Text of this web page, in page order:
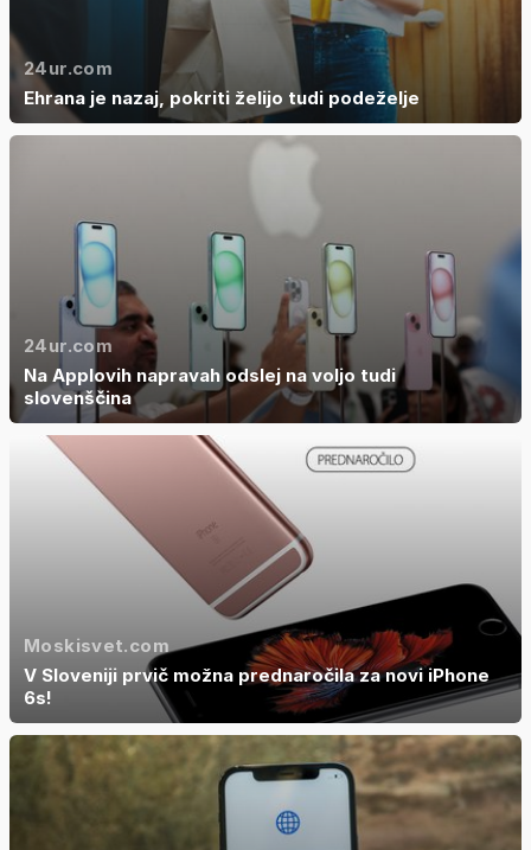
24ur.com
Ehrana je nazaj, pokriti želijo tudi podeželje
24ur.com
Na Applovih napravah odslej na voljo tudi
slovenščina
Moskisvet.com
V Sloveniji prvič možna prednaročila za novi iPhone
6s!